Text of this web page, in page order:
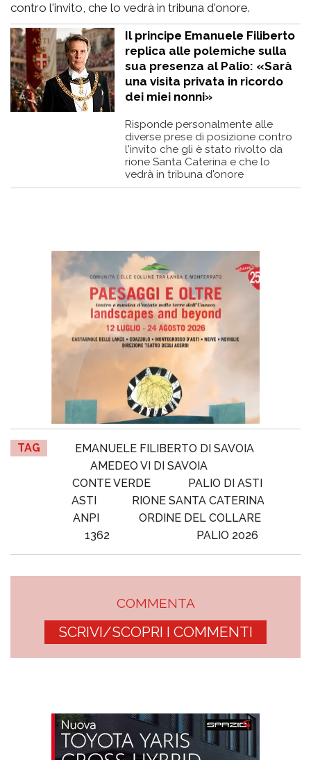
contro l'invito, che lo vedrà in tribuna d'onore.
Il principe Emanuele Filiberto
replica alle polemiche sulla
sua presenza al Palio: «Sarà
una visita privata in ricordo
dei miei nonni»
Risponde personalmente alle
diverse prese di posizione contro
l'invito che gli è stato rivolto da
rione Santa Caterina e che lo
vedrà in tribuna d'onore
TAG
EMANUELE FILIBERTO DI SAVOIA
AMEDEO VI DI SAVOIA
CONTE VERDE
PALIO DI ASTI
ASTI
RIONE SANTA CATERINA
ANPI
ORDINE DEL COLLARE
1362
PALIO 2026
COMMENTA
SCRIVI/SCOPRI I COMMENTI